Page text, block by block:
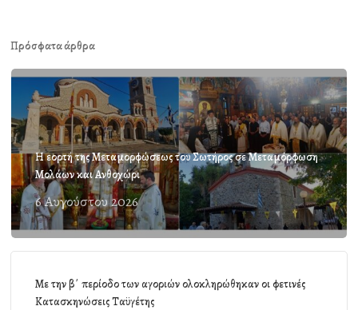
Πρόσφατα άρθρα
Η εορτή της Μεταμορφώσεως του Σωτήρος σε Μεταμόρφωση
Μολάων και Ανθοχώρι
6 Αυγούστου 2026
Με την β΄ περίοδο των αγοριών ολοκληρώθηκαν οι φετινές
Κατασκηνώσεις Ταϋγέτης